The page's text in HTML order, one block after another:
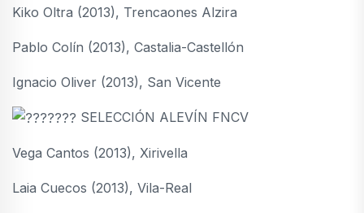
Kiko Oltra (2013), Trencaones Alzira
Pablo Colín (2013), Castalia-Castellón
Ignacio Oliver (2013), San Vicente
SELECCIÓN ALEVÍN FNCV
Vega Cantos (2013), Xirivella
Laia Cuecos (2013), Vila-Real